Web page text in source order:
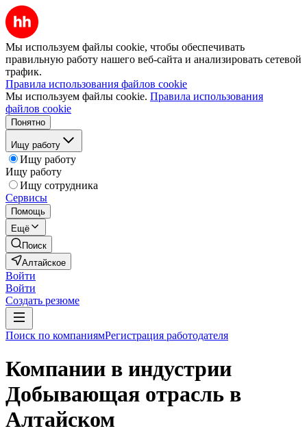
Мы используем файлы cookie, чтобы обеспечивать
правильную работу нашего веб-сайта и анализировать сетевой
трафик.
Правила использования файлов cookie
Мы используем файлы cookie. Правила использования
файлов cookie
Понятно
Ищу работу
Ищу работу
Ищу работу
Ищу сотрудника
Сервисы
Помощь
Ещё
Поиск
Алтайское
Войти
Войти
Создать резюме
Поиск по компаниямРегистрация работодателя
Компании в индустрии
Добывающая отрасль в
Алтайском